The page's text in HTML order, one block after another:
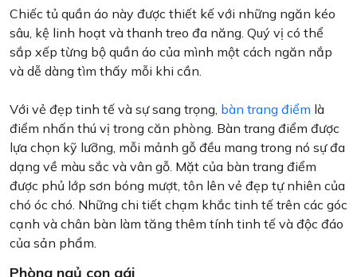
Chiếc tủ quần áo này được thiết kế với những ngăn kéo
sâu, kệ linh hoạt và thanh treo đa năng. Quý vị có thể
sắp xếp từng bộ quần áo của mình một cách ngăn nắp
và dễ dàng tìm thấy mỗi khi cần.
Với vẻ đẹp tinh tế và sự sang trọng, bàn trang điểm là
điểm nhấn thú vị trong căn phòng. Bàn trang điểm được
lựa chọn kỹ lưỡng, mỗi mảnh gỗ đều mang trong nó sự đa
dạng về màu sắc và vân gỗ. Mặt của bàn trang điểm
được phủ lớp sơn bóng mượt, tôn lên vẻ đẹp tự nhiên của
chó óc chó. Những chi tiết chạm khắc tinh tế trên các góc
cạnh và chân bàn làm tăng thêm tính tinh tế và độc đáo
của sản phẩm.
Phòng ngủ con gái